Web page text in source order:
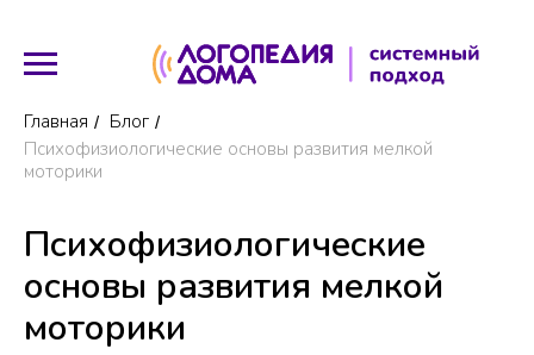
Главная / Блог /
Психофизиологические основы развития мелкой
моторики
Психофизиологические
основы развития мелкой
моторики